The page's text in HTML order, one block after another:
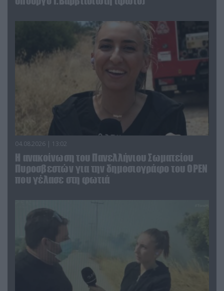
04.08.2026 | 13:02
Η ανακοίνωση του Πανελλήνιου Σωματείου
Πυροσβεστών για την δημοσιογράφο του OPEN
που γέλασε στη φωτιά